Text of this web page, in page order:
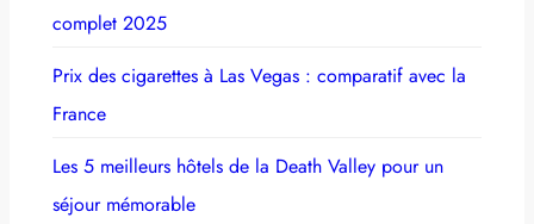
complet 2025
Prix des cigarettes à Las Vegas : comparatif avec la
France
Les 5 meilleurs hôtels de la Death Valley pour un
séjour mémorable